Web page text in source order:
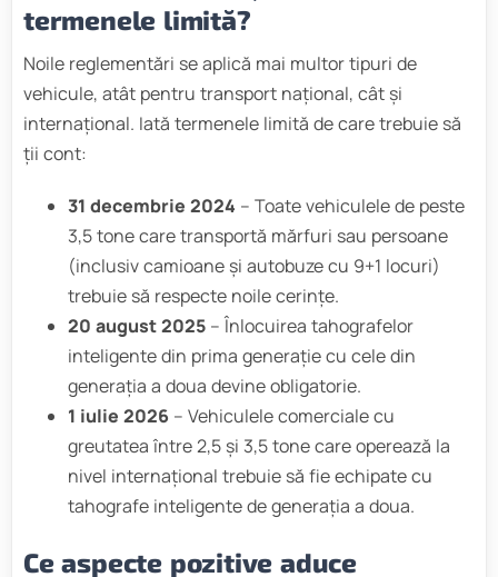
termenele limită?
Noile reglementări se aplică mai multor tipuri de
vehicule, atât pentru transport național, cât și
internațional. Iată termenele limită de care trebuie să
ții cont:
31 decembrie 2024 – Toate vehiculele de peste
3,5 tone care transportă mărfuri sau persoane
(inclusiv camioane și autobuze cu 9+1 locuri)
trebuie să respecte noile cerințe.
20 august 2025 – Înlocuirea tahografelor
inteligente din prima generație cu cele din
generația a doua devine obligatorie.
1 iulie 2026 – Vehiculele comerciale cu
greutatea între 2,5 și 3,5 tone care operează la
nivel internațional trebuie să fie echipate cu
tahografe inteligente de generația a doua.
Ce aspecte pozitive aduce